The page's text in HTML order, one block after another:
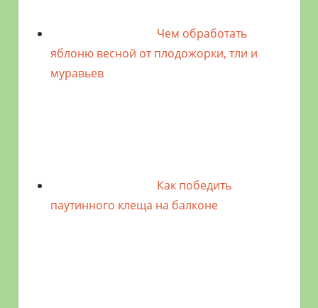
Чем обработать
яблоню весной от плодожорки, тли и
муравьев
Как победить
паутинного клеща на балконе